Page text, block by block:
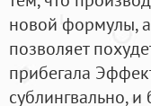
новой формулы,
позволяет
прибегала
сублингвально,